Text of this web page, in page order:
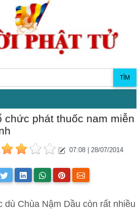
TÌM
chức phát thuốc nam miễn
07:08 | 28/07/2014
dù Chùa Nậm Dầu còn rất nhiều